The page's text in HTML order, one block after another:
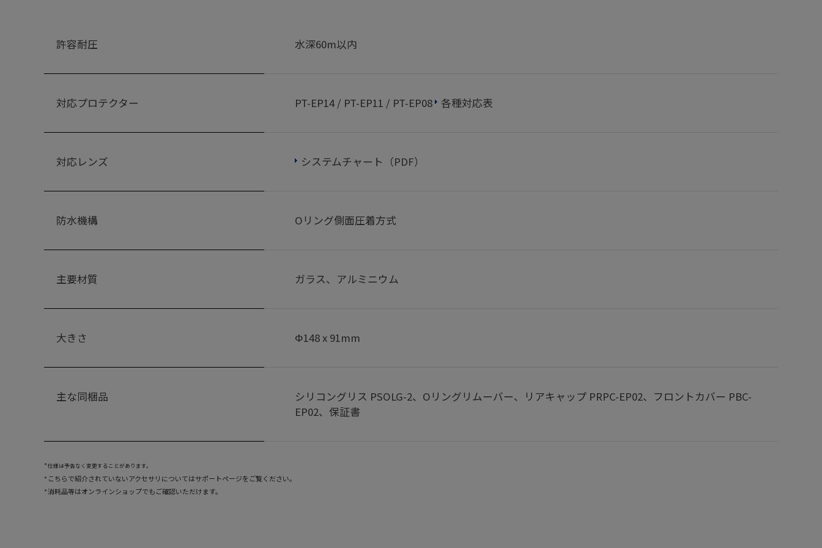
許容耐圧 水深60m以内
対応プロテクター PT-EP14 / PT-EP11 / PT-EP08 各種対応表
対応レンズ システムチャート（PDF）
防水機構 Oリング側面圧着方式
主要材質 ガラス、アルミニウム
大きさ Φ148 x 91mm
主な同梱品
シリコングリス PSOLG-2、Oリングリムーバー、リアキャップ PRPC-EP02、フロントカバー PBC-
EP02、保証書
仕様は予告なく変更することがあります。
こちらで紹介されていないアクセサリについてはサポートページをご覧ください。
消耗品等はオンラインショップでもご確認いただけます。